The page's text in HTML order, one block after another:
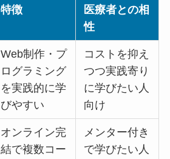
特徴
医療者との相
性
Web制作・プ
ログラミング
を実践的に学
びやすい
コストを抑え
つつ実践寄り
に学びたい人
向け
オンライン完
結で複数コー
メンター付き
で学びたい人